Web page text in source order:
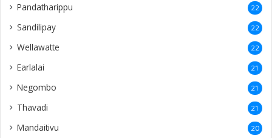
Pandatharippu 22
Sandilipay 22
Wellawatte 22
Earlalai 21
Negombo 21
Thavadi 21
Mandaitivu 20